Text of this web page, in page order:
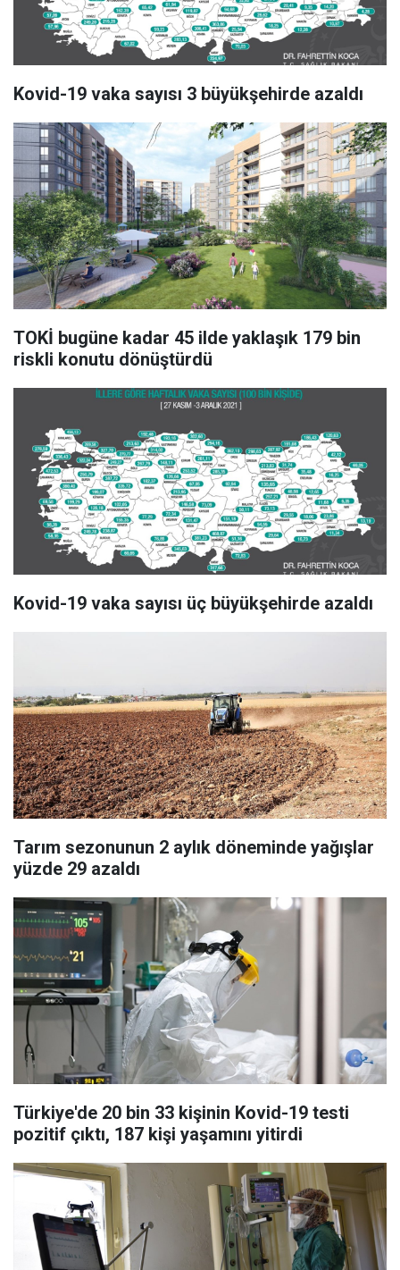
Kovid-19 vaka sayısı 3 büyükşehirde azaldı
TOKİ bugüne kadar 45 ilde yaklaşık 179 bin
riskli konutu dönüştürdü
Kovid-19 vaka sayısı üç büyükşehirde azaldı
Tarım sezonunun 2 aylık döneminde yağışlar
yüzde 29 azaldı
Türkiye'de 20 bin 33 kişinin Kovid-19 testi
pozitif çıktı, 187 kişi yaşamını yitirdi